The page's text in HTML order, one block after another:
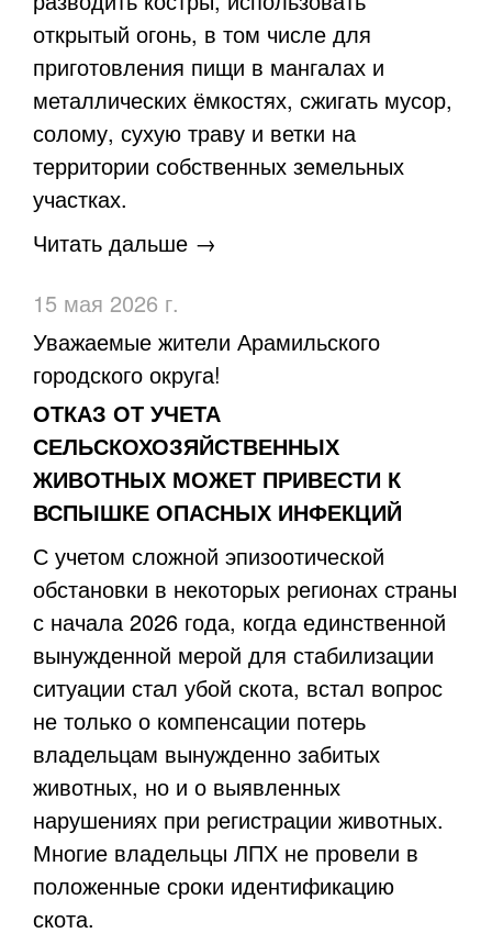
открытый огонь, в том числе для
приготовления пищи в мангалах и
металлических ёмкостях, сжигать мусор,
солому, сухую траву и ветки на
территории собственных земельных
участках.
Читать дальше →
15 мая 2026 г.
​Уважаемые жители Арамильского
городского округа!
ОТКАЗ ОТ УЧЕТА
СЕЛЬСКОХОЗЯЙСТВЕННЫХ
ЖИВОТНЫХ МОЖЕТ ПРИВЕСТИ К
ВСПЫШКЕ ОПАСНЫХ ИНФЕКЦИЙ
С учетом сложной эпизоотической
обстановки в некоторых регионах страны
с начала 2026 года, когда единственной
вынужденной мерой для стабилизации
ситуации стал убой скота, встал вопрос
не только о компенсации потерь
владельцам вынужденно забитых
животных, но и о выявленных
нарушениях при регистрации животных.
Многие владельцы ЛПХ не провели в
положенные сроки идентификацию
скота.